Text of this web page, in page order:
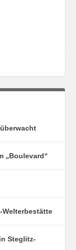
„Boulevard“
Welterbestätte
Steglitz-